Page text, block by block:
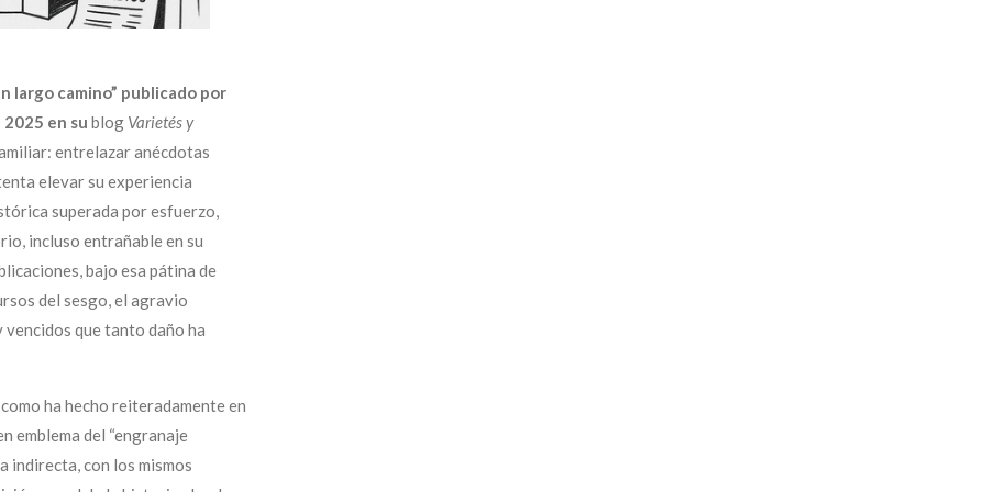
largo camino” publicado por
2025 en su blog Varietés y
entrelazar anécdotas
elevar su experiencia
superada por esfuerzo,
incluso entrañable en su
bajo esa pátina de
del sesgo, el agravio
que tanto daño ha
ha hecho reiteradamente en
emblema del “engranaje
indirecta, con los mismos